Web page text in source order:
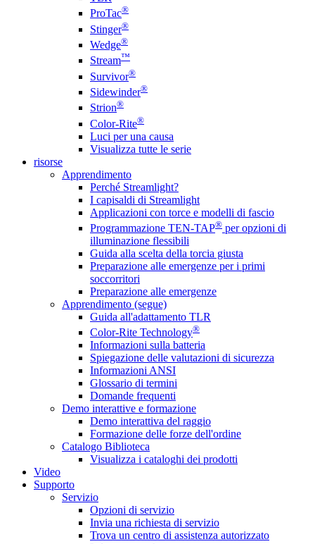
ProTac®
Stinger®
Wedge®
Stream™
Survivor®
Sidewinder®
Strion®
Color-Rite®
Luci per una causa
Visualizza tutte le serie
risorse
Apprendimento
Perché Streamlight?
I capisaldi di Streamlight
Applicazioni con torce e modelli di fascio
Programmazione TEN-TAP® per opzioni di
illuminazione flessibili
Guida alla scelta della torcia giusta
Preparazione alle emergenze per i primi
soccorritori
Preparazione alle emergenze
Apprendimento (segue)
Guida all'adattamento TLR
Color-Rite Technology®
Informazioni sulla batteria
Spiegazione delle valutazioni di sicurezza
Informazioni ANSI
Glossario di termini
Domande frequenti
Demo interattive e formazione
Demo interattiva del raggio
Formazione delle forze dell'ordine
Catalogo Biblioteca
Visualizza i cataloghi dei prodotti
Video
Supporto
Servizio
Opzioni di servizio
Invia una richiesta di servizio
Trova un centro di assistenza autorizzato